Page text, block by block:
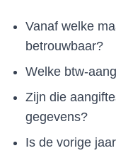
Vanaf welke
betrouwbaar?
Welke btw-
Zijn die
gegevens?
Is de vorige